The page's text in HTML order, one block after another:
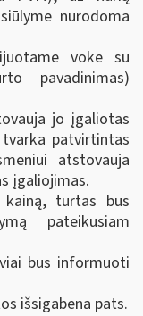
nurodoma
voke su
pavadinimas)
jo įgaliotas
patvirtintas
atstovauja
įgaliojimas.
kainą, turtas bus
pateikusiam
bus informuoti
išsigabena pats.